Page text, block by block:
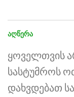
ᲐᲦᲬᲔᲠᲐ
ყოველთვის
სასტუმროს
დახვდებათ